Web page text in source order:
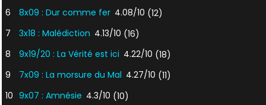
6
8x09 : Dur comme fer 4.08/10 (12)
7
3x18 : Malédiction 4.13/10 (16)
8
9x19/20 : La Vérité est ici 4.22/10 (18)
9
7x09 : La morsure du Mal 4.27/10 (11)
10 9x07 : Amnésie 4.3/10 (10)